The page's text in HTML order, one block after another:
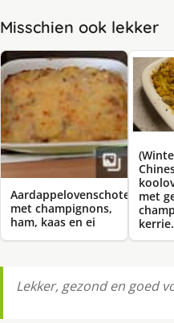
Misschien ook lekker
Aardappelovenschotel
met champignons,
ham, kaas en ei
met
kerrie.
Lekker, gezond en goed